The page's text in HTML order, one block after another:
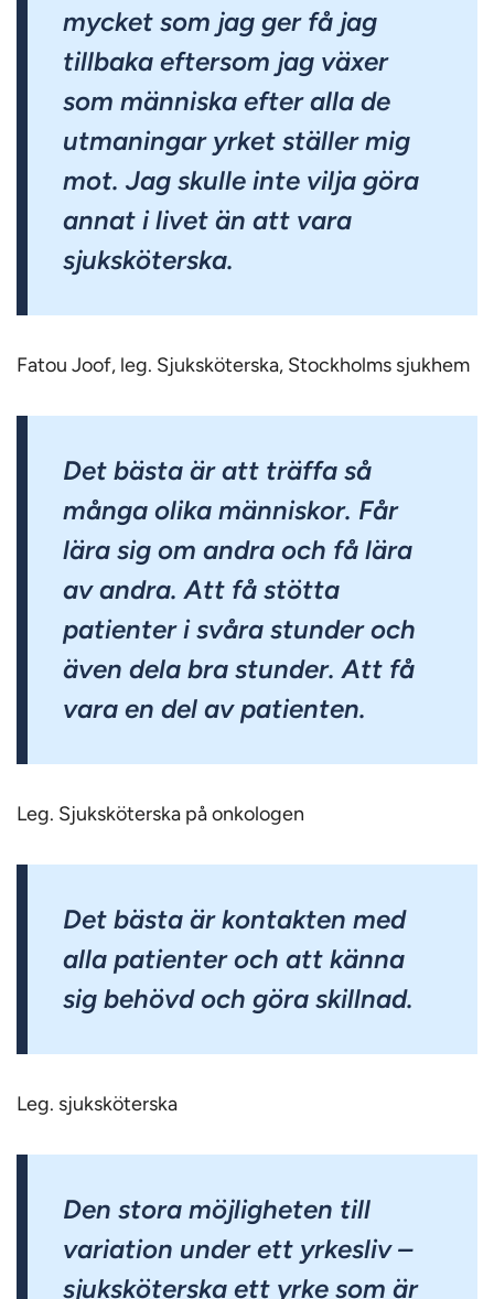
mycket som jag ger få jag
tillbaka eftersom jag växer
som människa efter alla de
utmaningar yrket ställer mig
mot. Jag skulle inte vilja göra
annat i livet än att vara
sjuksköterska.
Fatou Joof, leg. Sjuksköterska, Stockholms sjukhem
Det bästa är att träffa så
många olika människor. Får
lära sig om andra och få lära
av andra. Att få stötta
patienter i svåra stunder och
även dela bra stunder. Att få
vara en del av patienten.
Leg. Sjuksköterska på onkologen
Det bästa är kontakten med
alla patienter och att känna
sig behövd och göra skillnad.
Leg. sjuksköterska
Den stora möjligheten till
variation under ett yrkesliv –
sjuksköterska ett yrke som är